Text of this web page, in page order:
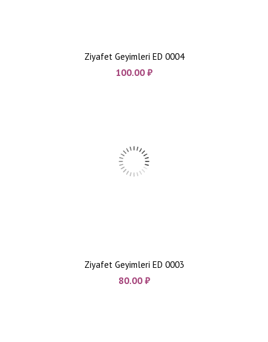
Ziyafet Geyimleri ED 0004
100.00 ₼
Ziyafet Geyimleri ED 0003
80.00 ₼